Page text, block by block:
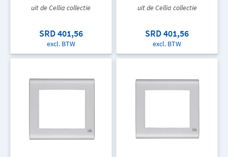
uit de Cellia collectie
SRD 401,56
excl. BTW
uit de Cellia collectie
SRD 401,56
excl. BTW